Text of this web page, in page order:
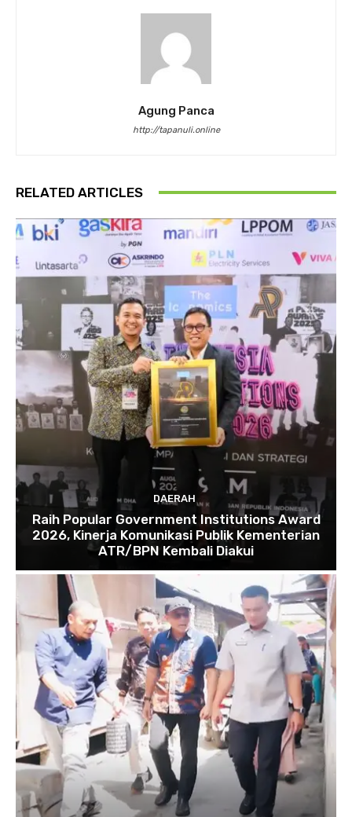
Agung Panca
http://tapanuli.online
RELATED ARTICLES
DAERAH
Raih Popular Government Institutions Award
2026, Kinerja Komunikasi Publik Kementerian
ATR/BPN Kembali Diakui